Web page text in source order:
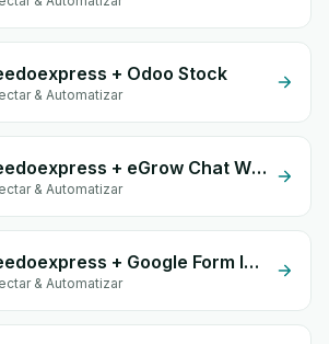
+ Odoo Stock
& Automatizar
Speedoexpress + eGrow Chat Widget
& Automatizar
Speedoexpress + Google Form Integration
& Automatizar